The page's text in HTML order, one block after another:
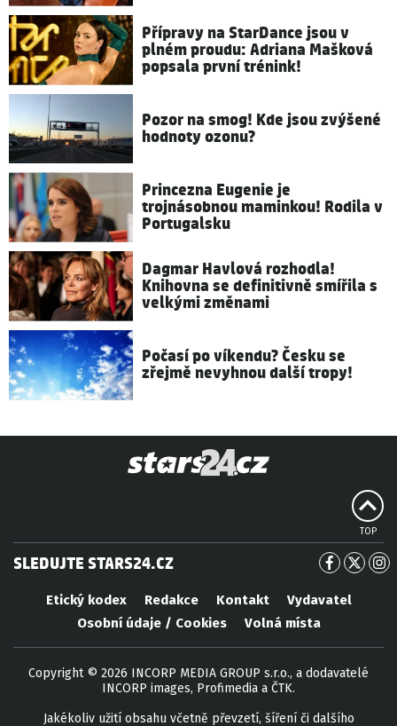
Přípravy na StarDance jsou v
plném proudu: Adriana Mašková
popsala první trénink!
Pozor na smog! Kde jsou zvýšené
hodnoty ozonu?
Princezna Eugenie je
trojnásobnou maminkou! Rodila v
Portugalsku
Dagmar Havlová rozhodla!
Knihovna se definitivně smířila s
velkými změnami
Počasí po víkendu? Česku se
zřejmě nevyhnou další tropy!
TOP
SLEDUJTE STARS24.CZ
Etický kodex Redakce Kontakt
Vydavatel
Osobní údaje / Cookies
Volná místa
Copyright © 2026 INCORP MEDIA GROUP s.r.o., a dodavatelé
INCORP images, Profimedia a ČTK.
Jakékoliv užití obsahu včetně převzetí, šíření či dalšího